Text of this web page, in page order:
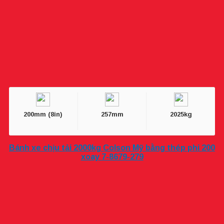
200mm (8in) 257mm 2025kg
Bánh xe chịu tải 2000kg Colson Mỹ bằng thép phi 200
xoay 7-8679-279